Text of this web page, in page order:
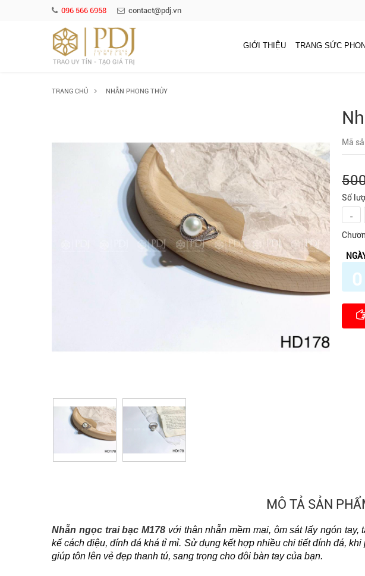
096 566 6958 contact@pdj.vn
GIỚI THIỆU TRANG SỨC
TRANG CHỦ NHẪN PHONG THỦY
Mã
Số
-
0
MÔ TẢ SẢN
Nhẫn ngọc trai bạc M178 với thân nhẫn mềm mại, ôm sát lấy ngón
kế cách điệu, đính đá khá tỉ mỉ. Sử dụng kết hợp nhiều chi tiết đính đá,
giúp tôn lên vẻ đẹp thanh tú, sang trọng cho đôi bàn tay của bạn.